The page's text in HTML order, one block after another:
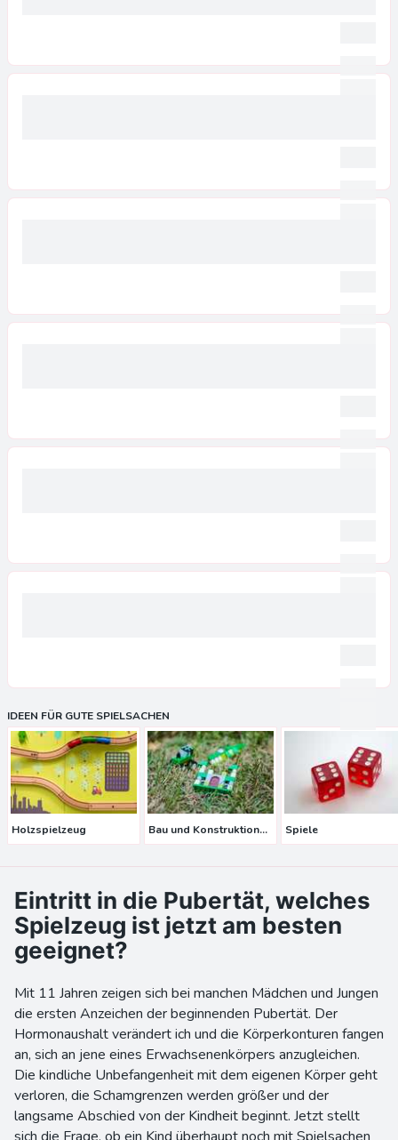
IDEEN FÜR GUTE SPIELSACHEN
Holzspielzeug Bau und Konstruktionsspielzeug
Spiele
Eintritt in die Pubertät, welches
Spielzeug ist jetzt am besten
geeignet?
Mit 11 Jahren zeigen sich bei manchen Mädchen und Jungen
die ersten Anzeichen der beginnenden Pubertät. Der
Hormonaushalt verändert ich und die Körperkonturen fangen
an, sich an jene eines Erwachsenenkörpers anzugleichen.
Die kindliche Unbefangenheit mit dem eigenen Körper geht
verloren, die Schamgrenzen werden größer und der
langsame Abschied von der Kindheit beginnt. Jetzt stellt